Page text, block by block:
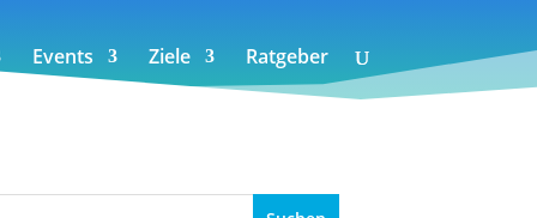
Events Ziele Ratgeber